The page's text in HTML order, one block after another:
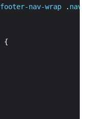
footer-nav-wrap . nav-